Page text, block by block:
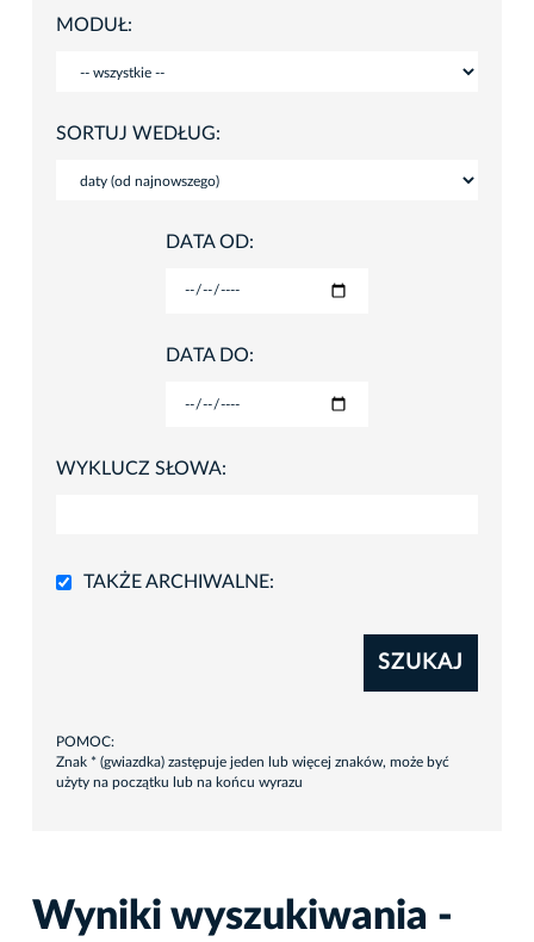
MODUŁ:
SORTUJ WEDŁUG:
DATA OD:
DATA DO:
WYKLUCZ SŁOWA:
TAKŻE ARCHIWALNE:
SZUKAJ
POMOC:
Znak * (gwiazdka) zastępuje jeden lub więcej znaków, może być
użyty na początku lub na końcu wyrazu
Wyniki wyszukiwania -